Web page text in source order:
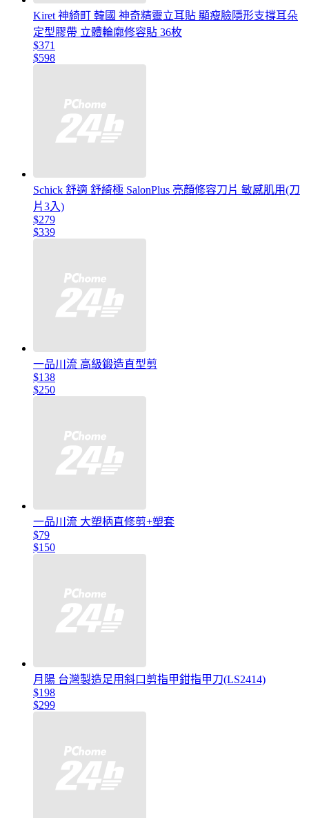
Kiret 神綺町 韓國 神奇精靈立耳貼 顯瘦臉隱形支撐耳朵
定型膠帶 立體輪廓修容貼 36枚
$371
$598
Schick 舒適 舒綺極 SalonPlus 亮顏修容刀片 敏感肌用(刀
片3入)
$279
$339
一品川流 高級鍛造直型剪
$138
$250
一品川流 大塑柄直修剪+塑套
$79
$150
月陽 台灣製造足用斜口剪指甲鉗指甲刀(LS2414)
$198
$299